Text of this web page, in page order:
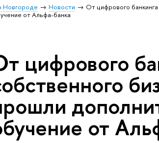
Новости
От цифрового
от Альфа-банка
цифрового
от